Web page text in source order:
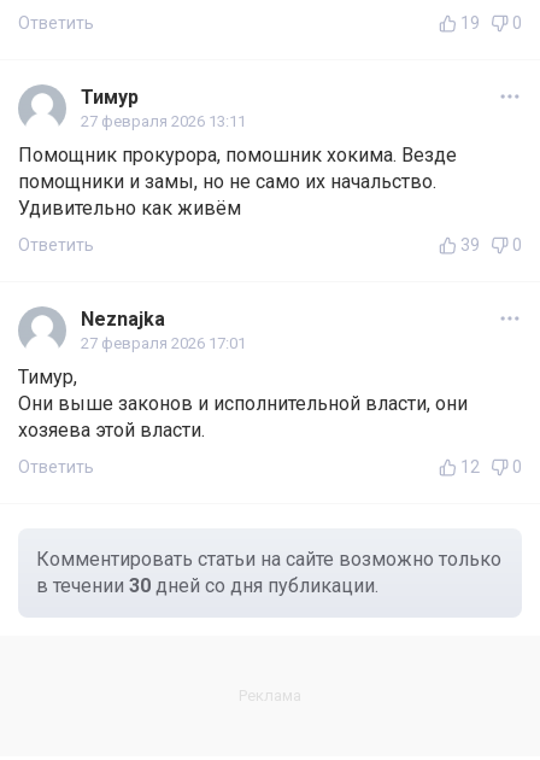
Ответить 19 0
Тимур
27 февраля 2026 13:11
Помощник прокурора, помошник хокима. Везде
помощники и замы, но не само их начальство.
Удивительно как живём
Ответить 39 0
Neznajka
27 февраля 2026 17:01
Тимур,
Они выше законов и исполнительной власти, они
хозяева этой власти.
Ответить 12 0
Комментировать статьи на сайте возможно только
в течении 30 дней со дня публикации.